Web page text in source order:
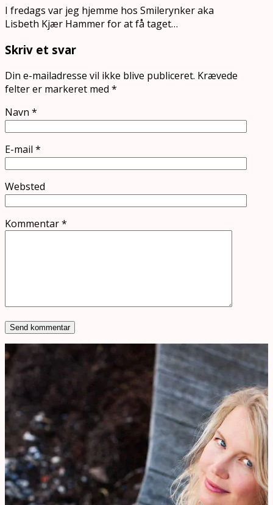
I fredags var jeg hjemme hos Smilerynker aka
Lisbeth Kjær Hammer for at få taget…
Skriv et svar
Din e-mailadresse vil ikke blive publiceret. Krævede
felter er markeret med *
Navn *
E-mail *
Websted
Kommentar*